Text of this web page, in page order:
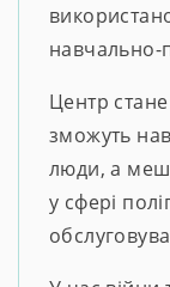
навчально-
Центр
зможуть
люди, а
у сфері